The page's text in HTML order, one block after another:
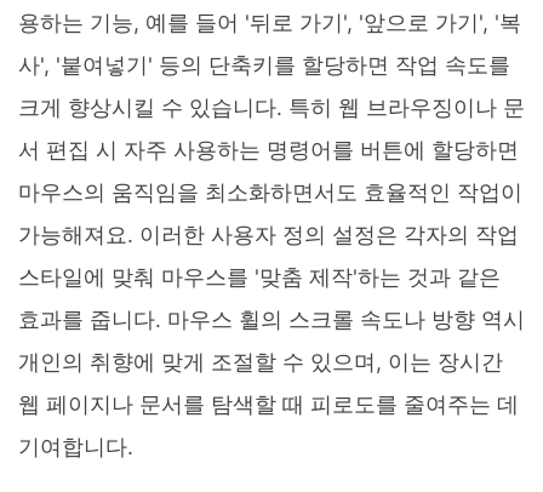
용하는 기능, 예를 들어 '뒤로 가기', '앞으로 가기', '복
사', '붙여넣기' 등의 단축키를 할당하면 작업 속도를
크게 향상시킬 수 있습니다. 특히 웹 브라우징이나 문
서 편집 시 자주 사용하는 명령어를 버튼에 할당하면
마우스의 움직임을 최소화하면서도 효율적인 작업이
가능해져요. 이러한 사용자 정의 설정은 각자의 작업
스타일에 맞춰 마우스를 '맞춤 제작'하는 것과 같은
효과를 줍니다. 마우스 휠의 스크롤 속도나 방향 역시
개인의 취향에 맞게 조절할 수 있으며, 이는 장시간
웹 페이지나 문서를 탐색할 때 피로도를 줄여주는 데
기여합니다.